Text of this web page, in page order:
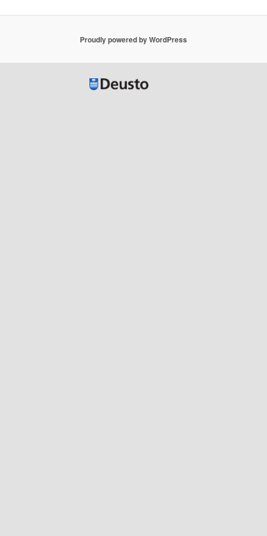
Proudly powered by WordPress